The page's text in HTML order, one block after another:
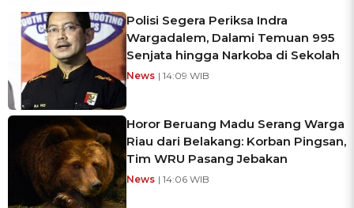
Polisi Segera Periksa Indra
Wargadalem, Dalami Temuan 995
Senjata hingga Narkoba di Sekolah
News | 14:09 WIB
Horor Beruang Madu Serang Warga
Riau dari Belakang: Korban Pingsan,
Tim WRU Pasang Jebakan
News | 14:06 WIB